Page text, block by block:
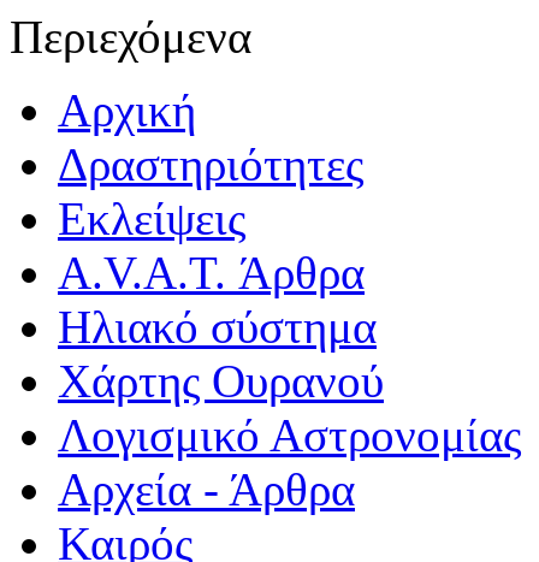
Περιεχόμενα
Αρχική
Δραστηριότητες
Εκλείψεις
A.V.A.T. Άρθρα
Ηλιακό σύστημα
Χάρτης Ουρανού
Λογισμικό Αστρoνομίας
Αρχεία - Άρθρα
Καιρός